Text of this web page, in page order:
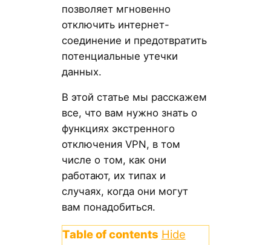
позволяет мгновенно
отключить интернет-
соединение и предотвратить
потенциальные утечки
данных.
В этой статье мы расскажем
все, что вам нужно знать о
функциях экстренного
отключения VPN, в том
числе о том, как они
работают, их типах и
случаях, когда они могут
вам понадобиться.
Table of contents Hide